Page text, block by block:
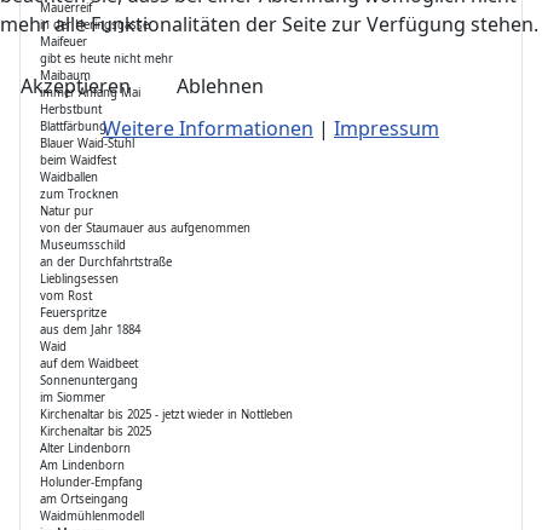
Mauerreif
in der Heringsgasse
Maifeuer
gibt es heute nicht mehr
Maibaum
immer Anfang Mai
Herbstbunt
Blattfärbung
Blauer Waid-Stuhl
beim Waidfest
Waidballen
zum Trocknen
Natur pur
von der Staumauer aus aufgenommen
Museumsschild
an der Durchfahrtstraße
Lieblingsessen
vom Rost
Feuerspritze
aus dem Jahr 1884
Waid
auf dem Waidbeet
Sonnenuntergang
im Siommer
Kirchenaltar bis 2025 - jetzt wieder in Nottleben
Kirchenaltar bis 2025
Alter Lindenborn
Am Lindenborn
Holunder-Empfang
am Ortseingang
Waidmühlenmodell
mehr alle Funktionalitäten der Seite zur Verfügung stehen.
Akzeptieren
Ablehnen
Weitere Informationen | Impressum